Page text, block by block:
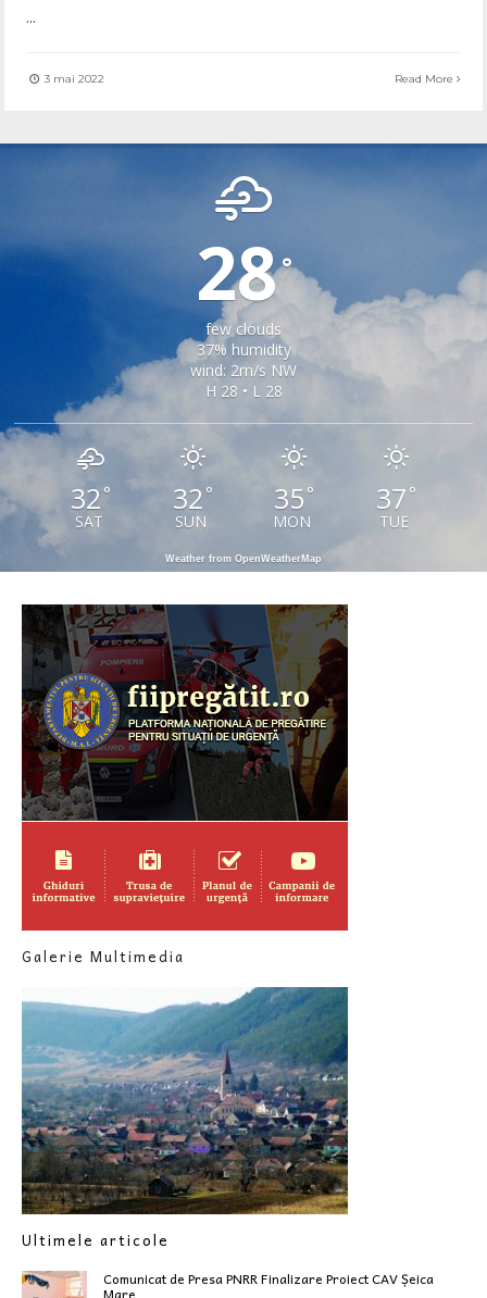
...
3 mai 2022 Read More
28°
few clouds
37% humidity
wind: 2m/s NW
H 28 • L 28
32 °
SAT
32 °
SUN
35 °
MON
37 °
TUE
Weather from OpenWeatherMap
Galerie Multimedia
Ultimele articole
Comunicat de Presa PNRR Finalizare Proiect CAV Șeica
Mare